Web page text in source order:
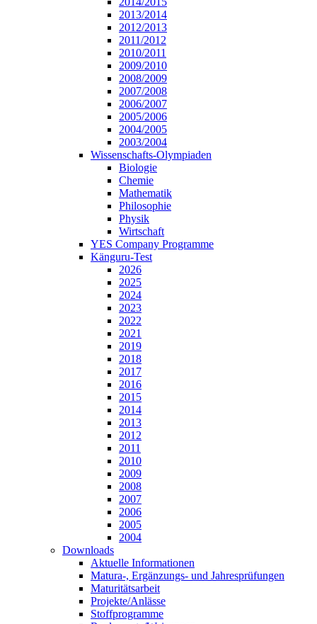
2013/2014
2012/2013
2011/2012
2010/2011
2009/2010
2008/2009
2007/2008
2006/2007
2005/2006
2004/2005
2003/2004
Wissenschafts-Olympiaden
Biologie
Chemie
Mathematik
Philosophie
Physik
Wirtschaft
YES Company Programme
Känguru-Test
2026
2025
2024
2023
2022
2021
2019
2018
2017
2016
2015
2014
2013
2012
2011
2010
2009
2008
2007
2006
2005
2004
Downloads
Aktuelle Informationen
Matura-, Ergänzungs- und Jahresprüfungen
Maturitätsarbeit
Projekte/Anlässe
Stoffprogramme